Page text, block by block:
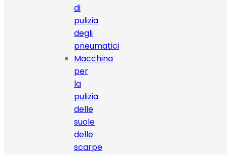
di
pulizia
degli
pneumatici
Macchina
per
la
pulizia
delle
suole
delle
scarpe